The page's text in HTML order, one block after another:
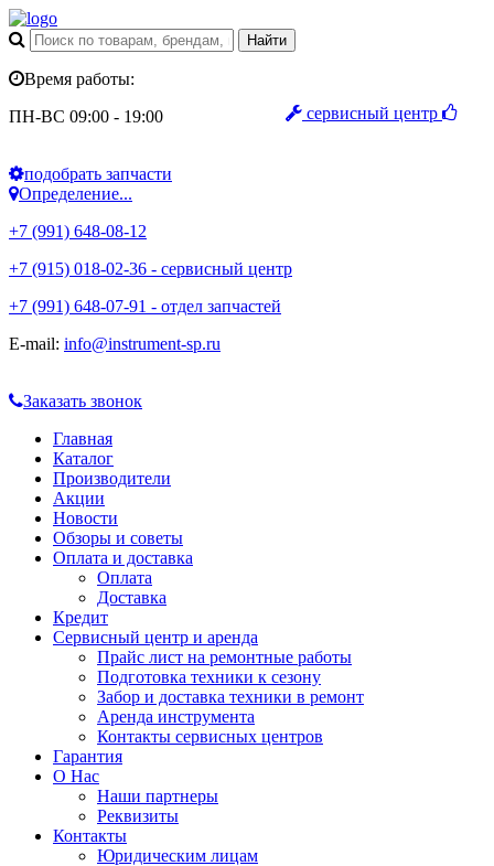
сервисный центр
Время работы:
ПН-ВС 09:00 - 19:00
подобрать запчасти
Определение...
+7 (991) 648-08-12
+7 (915) 018-02-36 - сервисный центр
+7 (991) 648-07-91 - отдел запчастей
E-mail: info@instrument-sp.ru
Заказать звонок
Главная
Каталог
Производители
Акции
Новости
Обзоры и советы
Оплата и доставка
Оплата
Доставка
Кредит
Сервисный центр и аренда
Прайс лист на ремонтные работы
Подготовка техники к сезону
Забор и доставка техники в ремонт
Аренда инструмента
Контакты сервисных центров
Гарантия
О Нас
Наши партнеры
Реквизиты
Контакты
Юридическим лицам